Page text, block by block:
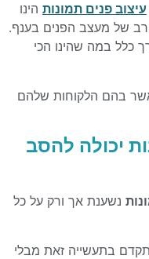
עיצוב פנים תמונות הינו
של מעצב הפנים בענף.
כלל במה שהינו הכי
אשר בהם הלקוחות שלהם
יכולה להסב
נשענת אך ורק על כל
בתעשייה זאת מבלי